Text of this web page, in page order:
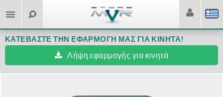
ΚΑΤΕΒΆΣΤΕ ΤΗΝ ΕΦΑΡΜΟΓΉ ΜΑΣ ΓΙΑ ΚΙΝΗΤΆ!
Λήψη εφαρμογής για κινητά